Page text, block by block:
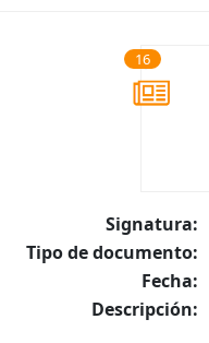
16
Signatura:
Tipo de documento:
Fecha:
Descripción: